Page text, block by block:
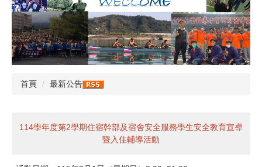
首頁 最新公告
114學年度第2學期住宿幹部及宿舍安全服務學生安全教育宣導
暨入住輔導活動